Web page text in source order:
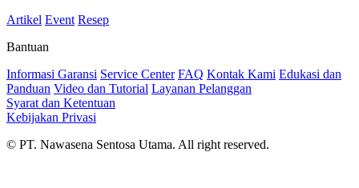
Artikel Event Resep
Bantuan
Informasi Garansi Service Center FAQ Kontak Kami Edukasi dan
Panduan Video dan Tutorial Layanan Pelanggan
Syarat dan Ketentuan
Kebijakan Privasi
© PT. Nawasena Sentosa Utama. All right reserved.